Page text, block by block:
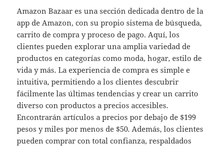
Amazon Bazaar es una sección dedicada dentro de la
app de Amazon, con su propio sistema de búsqueda,
carrito de compra y proceso de pago. Aquí, los
clientes pueden explorar una amplia variedad de
productos en categorías como moda, hogar, estilo de
vida y más. La experiencia de compra es simple e
intuitiva, permitiendo a los clientes descubrir
fácilmente las últimas tendencias y crear un carrito
diverso con productos a precios accesibles.
Encontrarán artículos a precios por debajo de $199
pesos y miles por menos de $50. Además, los clientes
pueden comprar con total confianza, respaldados